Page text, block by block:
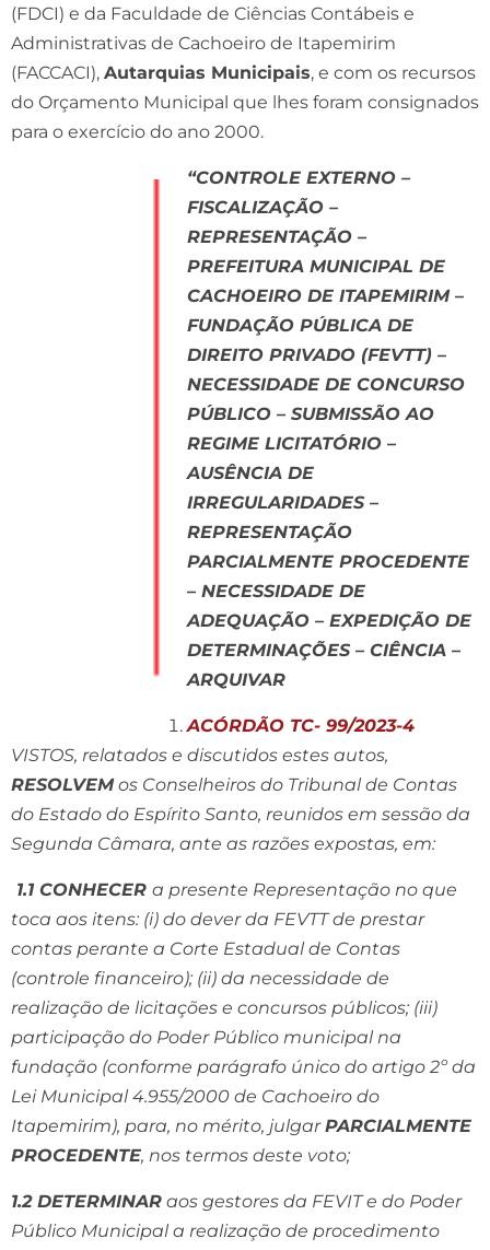
(FDCI) e da Faculdade de Ciências Contábeis e
Administrativas de Cachoeiro de Itapemirim
(FACCACI), Autarquias Municipais, e com os recursos
do Orçamento Municipal que lhes foram consignados
para o exercício do ano 2000.
“CONTROLE EXTERNO –
FISCALIZAÇÃO –
REPRESENTAÇÃO –
PREFEITURA MUNICIPAL DE
CACHOEIRO DE ITAPEMIRIM –
FUNDAÇÃO PÚBLICA DE
DIREITO PRIVADO (FEVTT) –
NECESSIDADE DE CONCURSO
PÚBLICO – SUBMISSÃO AO
REGIME LICITATÓRIO –
AUSÊNCIA DE
IRREGULARIDADES –
REPRESENTAÇÃO
PARCIALMENTE PROCEDENTE
– NECESSIDADE DE
ADEQUAÇÃO – EXPEDIÇÃO DE
DETERMINAÇÕES – CIÊNCIA –
ARQUIVAR
ACÓRDÃO TC- 99/2023-4
VISTOS, relatados e discutidos estes autos,
RESOLVEMos Conselheiros do Tribunal de Contas
do Estado do Espírito Santo, reunidos em sessão da
Segunda Câmara, ante as razões expostas, em:
1.1 CONHECER a presente Representação no que
toca aos itens: (i) do dever da FEVTT de prestar
contas perante a Corte Estadual de Contas
(controle financeiro); (ii) da necessidade de
realização de licitações e concursos públicos; (iii)
participação do Poder Público municipal na
fundação (conforme parágrafo único do artigo 2º da
Lei Municipal 4.955/2000 de Cachoeiro do
Itapemirim), para, no mérito, julgarPARCIALMENTE
PROCEDENTE, nos termos deste voto;
1.2 DETERMINAR aos gestores da FEVIT e do Poder
Público Municipal a realização de procedimento